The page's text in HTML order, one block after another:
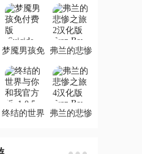
梦魇男孩免
(Suicide
Guy)
弗兰的悲惨
Fran Bow
Chapter 2
终结的世界
弗兰的悲惨